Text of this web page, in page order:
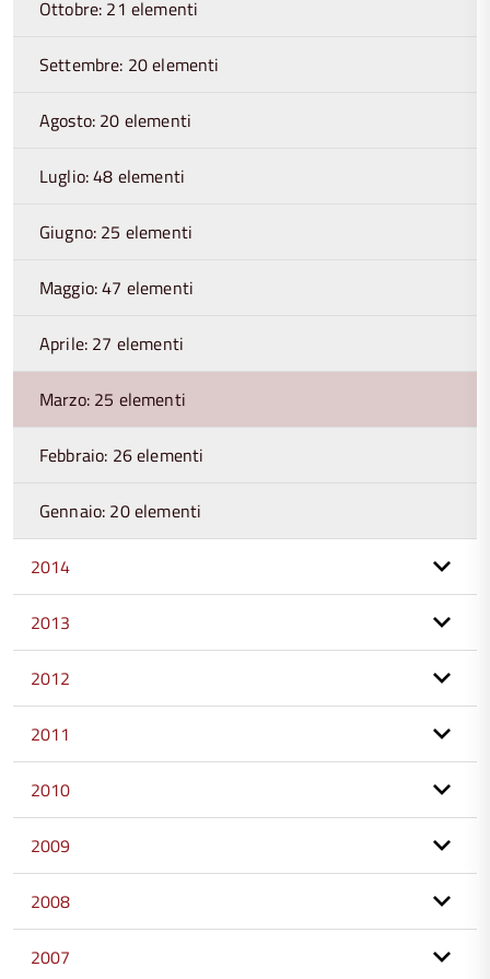
Ottobre: 21 elementi
Settembre: 20 elementi
Agosto: 20 elementi
Luglio: 48 elementi
Giugno: 25 elementi
Maggio: 47 elementi
Aprile: 27 elementi
Marzo: 25 elementi
Febbraio: 26 elementi
Gennaio: 20 elementi
2014
2013
2012
2011
2010
2009
2008
2007